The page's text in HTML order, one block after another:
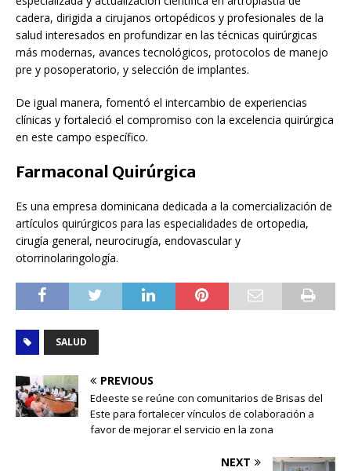
cadera, dirigida a cirujanos ortopédicos y profesionales de la
salud interesados en profundizar en las técnicas quirúrgicas
más modernas, avances tecnológicos, protocolos de manejo
pre y posoperatorio, y selección de implantes.
De igual manera, fomentó el intercambio de experiencias
clínicas y fortaleció el compromiso con la excelencia quirúrgica
en este campo específico.
Farmaconal Quirúrgica
Es una empresa dominicana dedicada a la comercialización de
artículos quirúrgicos para las especialidades de ortopedia,
cirugía general, neurocirugía, endovascular y
otorrinolaringología.
SALUD
PREVIOUS
Edeeste se reúne con comunitarios de Brisas del
Este para fortalecer vínculos de colaboración a
favor de mejorar el servicio en la zona
NEXT